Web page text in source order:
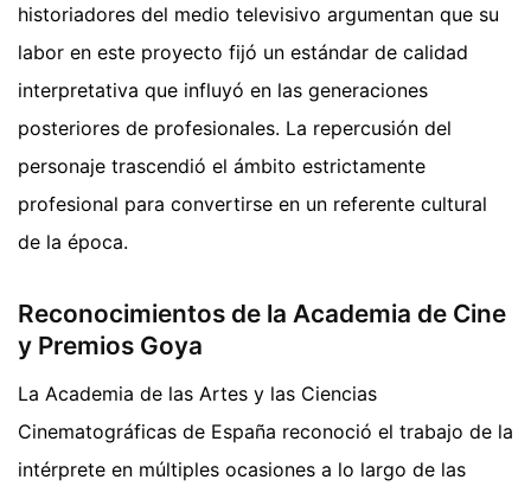
historiadores del medio televisivo argumentan que su
labor en este proyecto fijó un estándar de calidad
interpretativa que influyó en las generaciones
posteriores de profesionales. La repercusión del
personaje trascendió el ámbito estrictamente
profesional para convertirse en un referente cultural
de la época.
Reconocimientos de la Academia de Cine
y Premios Goya
La Academia de las Artes y las Ciencias
Cinematográficas de España reconoció el trabajo de la
intérprete en múltiples ocasiones a lo largo de las